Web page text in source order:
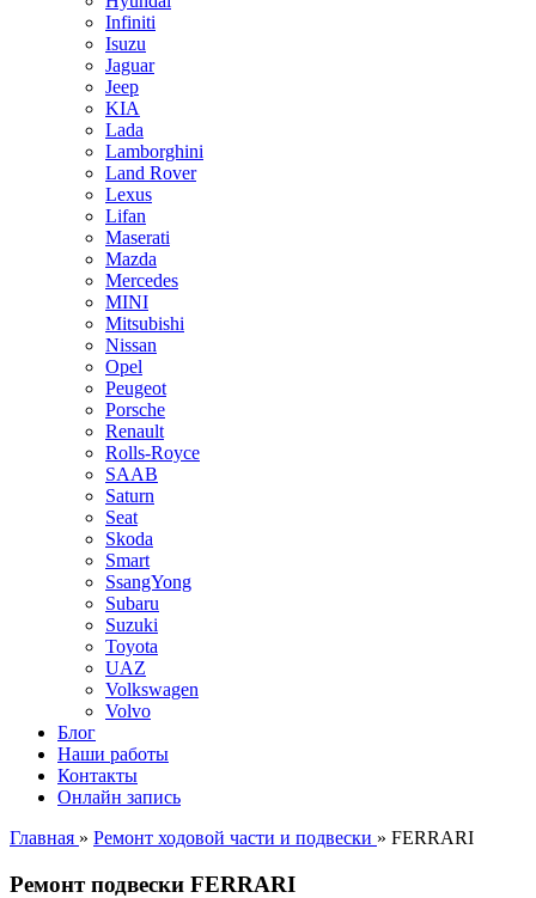
Infiniti
Isuzu
Jaguar
Jeep
KIA
Lada
Lamborghini
Land Rover
Lexus
Lifan
Maserati
Mazda
Mercedes
MINI
Mitsubishi
Nissan
Opel
Peugeot
Porsche
Renault
Rolls-Royce
SAAB
Saturn
Seat
Skoda
Smart
SsangYong
Subaru
Suzuki
Toyota
UAZ
Volkswagen
Volvo
Блог
Наши работы
Контакты
Онлайн запись
Главная » Ремонт ходовой части и подвески » FERRARI
Ремонт подвески FERRARI